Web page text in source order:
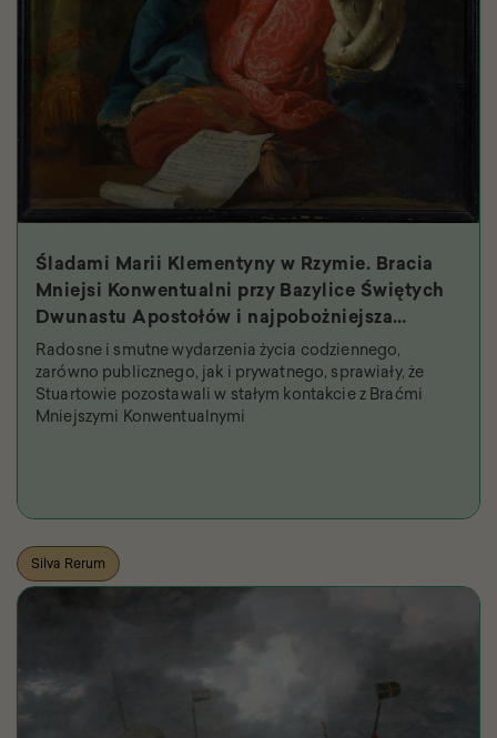
Śladami Marii Klementyny w Rzymie. Bracia
Mniejsi Konwentualni przy Bazylice Świętych
Dwunastu Apostołów i najpobożniejsza
królowa
Radosne i smutne wydarzenia życia codziennego,
zarówno publicznego, jak i prywatnego, sprawiały, że
Stuartowie pozostawali w stałym kontakcie z Braćmi
Mniejszymi Konwentualnymi
Silva Rerum